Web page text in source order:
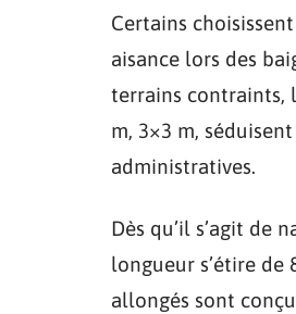
Certains
aisance lors des
terrains contraints,
m, 3×3 m,
administratives.
Dès qu’il s’agit de
longueur s’étire de
allongés sont